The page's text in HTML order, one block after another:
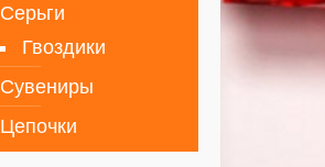
Серьги
Гвоздики
Сувениры
Цепочки